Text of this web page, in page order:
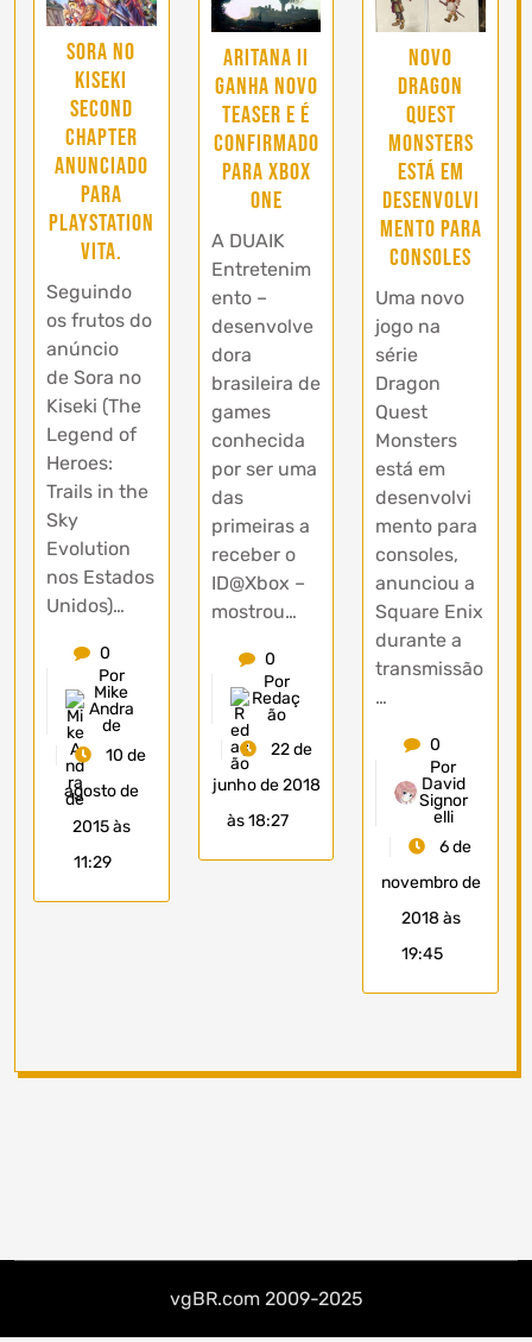
Sora no
Kiseki
Second
Chapter
anunciado
para
PlayStation
Vita.
Seguindo
os frutos do
anúncio
de Sora no
Kiseki (The
Legend of
Heroes:
Trails in the
Sky
Evolution
nos Estados
Unidos)…
0
Por
Mike
Andra
de
10 de
agosto de
2015 às
11:29
Aritana II
ganha novo
teaser e é
confirmado
para Xbox
One
A DUAIK
Entretenim
ento –
desenvolve
dora
brasileira de
games
conhecida
por ser uma
das
primeiras a
receber o
ID@Xbox –
mostrou…
0
Por
Redaç
ão
22 de
junho de 2018
às 18:27
Novo
Dragon
Quest
Monsters
está em
desenvolvi
mento para
consoles
Uma novo
jogo na
série
Dragon
Quest
Monsters
está em
desenvolvi
mento para
consoles,
anunciou a
Square Enix
durante a
transmissão
…
0
Por
David
Signor
elli
6 de
novembro de
2018 às
19:45
vgBR.com 2009-2025